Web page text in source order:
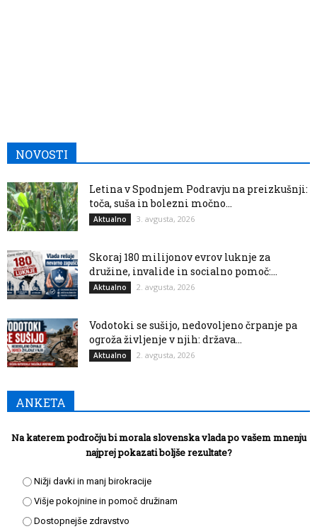
NOVOSTI
Letina v Spodnjem Podravju na preizkušnji:
toča, suša in bolezni močno...
Aktualno 3. avgusta, 2026
Skoraj 180 milijonov evrov luknje za
družine, invalide in socialno pomoč:...
Aktualno 2. avgusta, 2026
Vodotoki se sušijo, nedovoljeno črpanje pa
ogroža življenje v njih: država...
Aktualno 2. avgusta, 2026
ANKETA
Na katerem področju bi morala slovenska vlada po vašem mnenju
najprej pokazati boljše rezultate?
Nižji davki in manj birokracije
Višje pokojnine in pomoč družinam
Dostopnejše zdravstvo